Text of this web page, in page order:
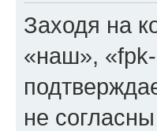
Заходя на
«наш»,
не